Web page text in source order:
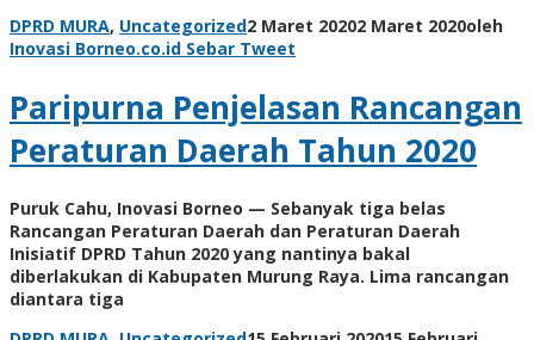
DPRD MURA, Uncategorized2 Maret 20202 Maret 2020oleh
Inovasi Borneo.co.id Sebar Tweet
Paripurna Penjelasan Rancangan
Peraturan Daerah Tahun 2020
Puruk Cahu, Inovasi Borneo — Sebanyak tiga belas
Rancangan Peraturan Daerah dan Peraturan Daerah
Inisiatif DPRD Tahun 2020 yang nantinya bakal
diberlakukan di Kabupaten Murung Raya. Lima rancangan
diantara tiga